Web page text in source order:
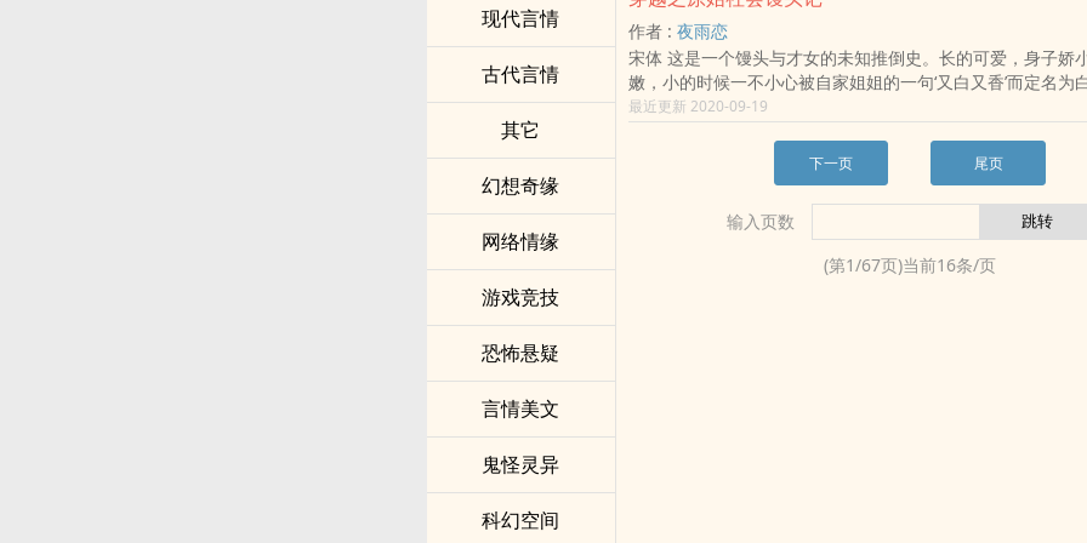
现代言情
古代言情
其它
幻想奇缘
网络情缘
游戏竞技
恐怖悬疑
言情美文
鬼怪灵异
科幻空间
点击分享 把心情分享给大家吧！
作者 : 夜雨恋
宋体 这是一个馒头与才女的未知推倒史。长的可爱，身子娇小，又白又
嫩，小的时候一不小心被自家姐姐的一句‘又白又香’而定名为
会，没有馒头？我来做呗，但是不是被你推倒。人家怎么说也
授级别的，怎么可以如此被人这样那样。这是一个外表很活
的……女人。不就是小大人吗？比我大不了几岁，还反被我照
是有一个超级大技能，超强的学习能力，出了做饭之外。简单
最近更新 2020-09-19
下一页 尾页
输入页数
(第1/67页)当前16条/页